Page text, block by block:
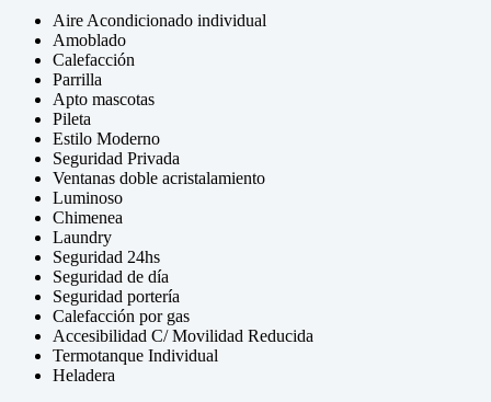
Aire Acondicionado individual
Amoblado
Calefacción
Parrilla
Apto mascotas
Pileta
Estilo Moderno
Seguridad Privada
Ventanas doble acristalamiento
Luminoso
Chimenea
Laundry
Seguridad 24hs
Seguridad de día
Seguridad portería
Calefacción por gas
Accesibilidad C/ Movilidad Reducida
Termotanque Individual
Heladera